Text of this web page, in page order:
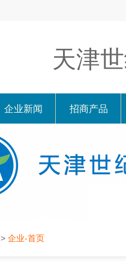
天津
企业新闻 招商产品
> 企业-首页